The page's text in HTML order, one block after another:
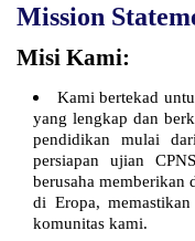
Mission
Misi Kami:
Kami bertekad
yang lengkap dan
pendidikan mulai
persiapan ujian
berusaha memberikan
di Eropa,
komunitas kami.